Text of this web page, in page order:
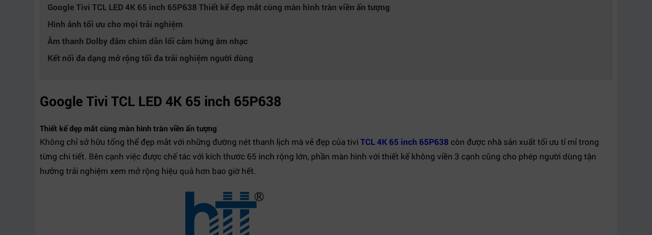
Google Tivi TCL LED 4K 65 inch 65P638 Thiết kế đẹp mắt cùng màn hình tràn viền ấn tượng
Hình ảnh tối ưu cho mọi trải nghiệm
Âm thanh Dolby đắm chìm dẫn lối cảm hứng âm nhạc
Kết nối đa dạng mở rộng tối đa trải nghiệm người dùng
Google Tivi TCL LED 4K 65 inch 65P638
Thiết kế đẹp mắt cùng màn hình tràn viền ấn tượng
Không chỉ sở hữu tổng thể đẹp mắt với những đường nét thanh lịch mà vẻ đẹp của tivi TCL 4K 65 inch 65P638 còn được nhà sản xuất tối ưu tỉ mỉ trong
từng chi tiết. Bên cạnh việc được chế tác với kích thước 65 inch rộng lớn, phần màn hình với thiết kế không viền 3 cạnh cũng cho phép người dùng tận
hưởng trải nghiệm xem mở rộng hiệu quả hơn bao giờ hết.